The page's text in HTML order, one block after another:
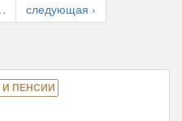
следующая ›
ПЕНСИИ